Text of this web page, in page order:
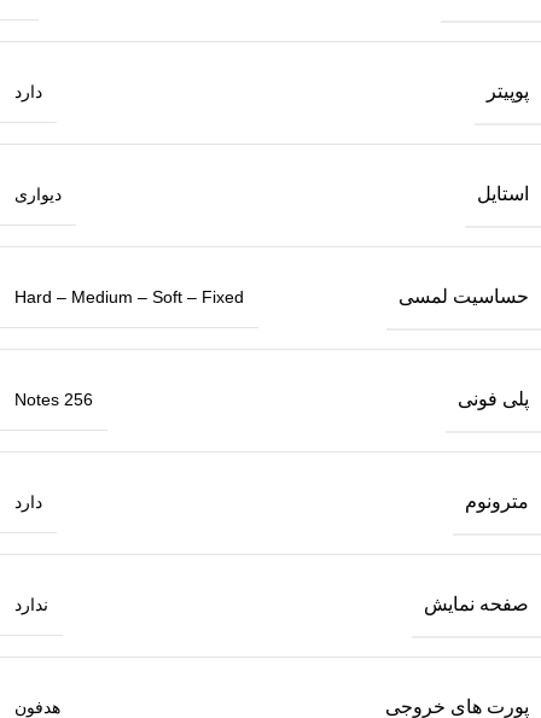
پوپیتر دارد
استایل دیواری
حساسیت لمسی Hard – Medium – Soft – Fixed
پلی فونی 256 Notes
مترونوم دارد
صفحه نمایش ندارد
پورت های خروجی هدفون